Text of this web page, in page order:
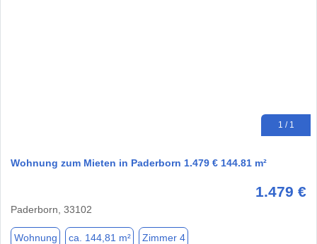
1 / 1
Wohnung zum Mieten in Paderborn 1.479 € 144.81 m²
1.479 €
Paderborn, 33102
Wohnung ca. 144,81 m² Zimmer 4